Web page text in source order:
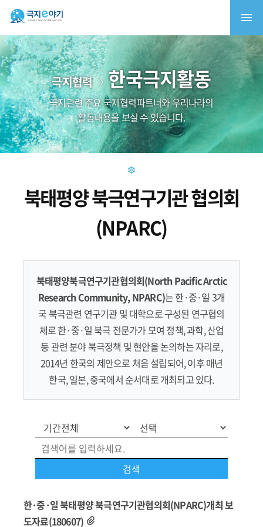
극지협력 한국극지활동
극지관련 주요 국제협력파트너와 우리나라의
활동내용을 보실 수 있습니다.
북태평양 북극연구기관 협의회
(NPARC)
북태평양북극연구기관협의회(North Pacific Arctic
Research Community, NPARC)는 한·중·일 3개
국 북극관련 연구기관 및 대학으로 구성된 연구협의
체로 한·중·일 북극 전문가가 모여 정책, 과학, 산업
등 관련 분야 북극정책 및 현안을 논의하는 자리로,
2014년 한국의 제안으로 처음 설립되어, 이후 매년
한국, 일본, 중국에서 순서대로 개최되고 있다.
한·중·일 북태평양 북극연구기관협의회(NPARC)개최 보
도자료(180607)